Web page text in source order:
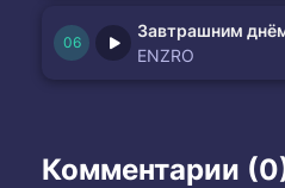
Завтрашним
ENZRO
Комментарии